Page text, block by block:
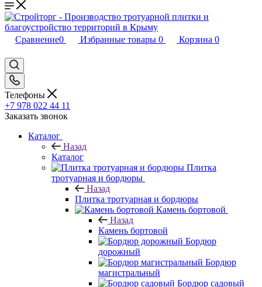
Сравнение0 Избранные товары 0 Корзина 0
Телефоны
+7 978 022 44 11
Заказать звонок
Каталог
Назад
Каталог
Плитка
тротуарная и бордюры
Назад
Плитка тротуарная и бордюры
Камень бортовой
Назад
Камень бортовой
Бордюр
дорожный
Бордюр
магистральный
Бордюр садовый